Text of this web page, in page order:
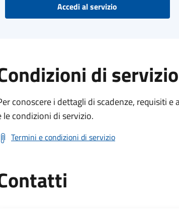
Accedi al servizio
di servizio
conoscere i dettagli di scadenze, requisiti
le condizioni di servizio.
Termini e condizioni di servizio